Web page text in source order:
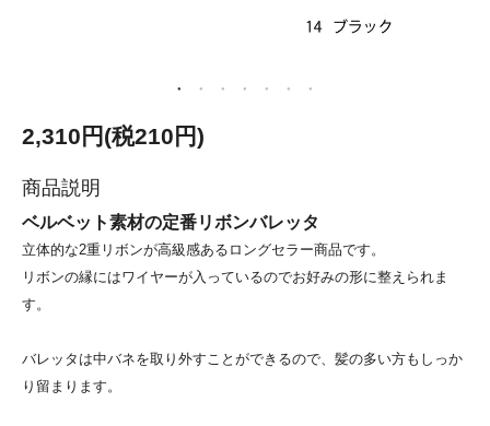
2,310円(税210円)
商品説明
ベルベット素材の定番リボンバレッタ
立体的な2重リボンが高級感あるロングセラー商品です。
リボンの縁にはワイヤーが入っているのでお好みの形に整えられま
す。
バレッタは中バネを取り外すことができるので、髪の多い方もしっか
り留まります。